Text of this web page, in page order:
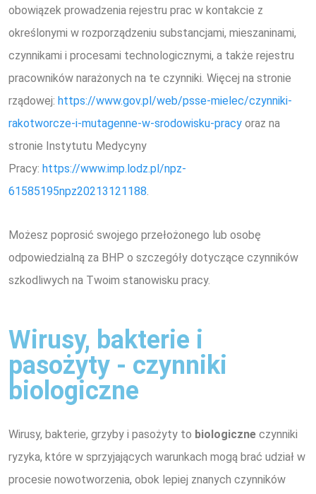
obowiązek prowadzenia rejestru prac w kontakcie z
określonymi w rozporządzeniu substancjami, mieszaninami,
czynnikami i procesami technologicznymi, a także rejestru
pracowników narażonych na te czynniki. Więcej na stronie
rządowej: https://www.gov.pl/web/psse-mielec/czynniki-
rakotworcze-i-mutagenne-w-srodowisku-pracy oraz na
stronie Instytutu Medycyny
Pracy: https://www.imp.lodz.pl/npz-
61585195npz20213121188.
Możesz poprosić swojego przełożonego lub osobę
odpowiedzialną za BHP o szczegóły dotyczące czynników
szkodliwych na Twoim stanowisku pracy.
Wirusy, bakterie i
pasożyty - czynniki
biologiczne
Wirusy, bakterie, grzyby i pasożyty to biologiczne czynniki
ryzyka, które w sprzyjających warunkach mogą brać udział w
procesie nowotworzenia, obok lepiej znanych czynników